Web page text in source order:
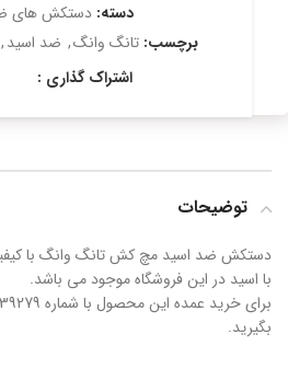
دسته: دستکش های
برچسب: تانگ وانگ, ضد اسید,
اشتراک گذاری :
توضیحات
دستکش ضد اسید مچ کش تانگ وانگ با
با اسید در این فروشگاه موجود می باشد.
بگیرید.